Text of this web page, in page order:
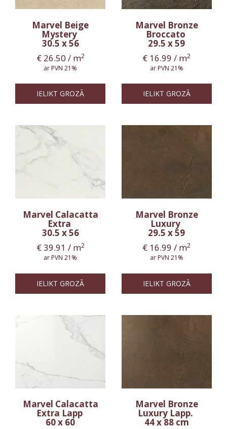
Marvel Beige
Mystery
30.5 x 56
€26.50 / m2
ar PVN 21%
IELIKT GROZĀ
Marvel Bronze
Broccato
29.5 x 59
€ 16.99 / m2
ar PVN 21%
IELIKT GROZĀ
Marvel Calacatta
Extra
30.5 x 56
€39.91 / m2
ar PVN 21%
IELIKT GROZĀ
Marvel Bronze
Luxury
29.5 x 59
€ 16.99 / m2
ar PVN 21%
IELIKT GROZĀ
Marvel Calacatta
Extra Lapp
60 x 60
Marvel Bronze
Luxury Lapp.
44 x 88 cm